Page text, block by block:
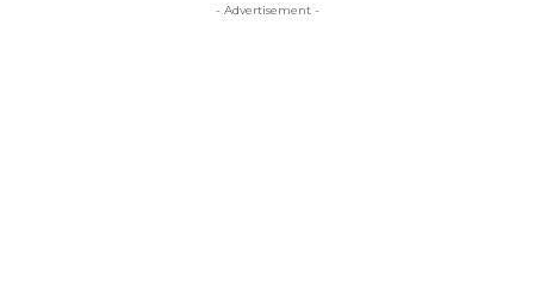
- Advertisement -